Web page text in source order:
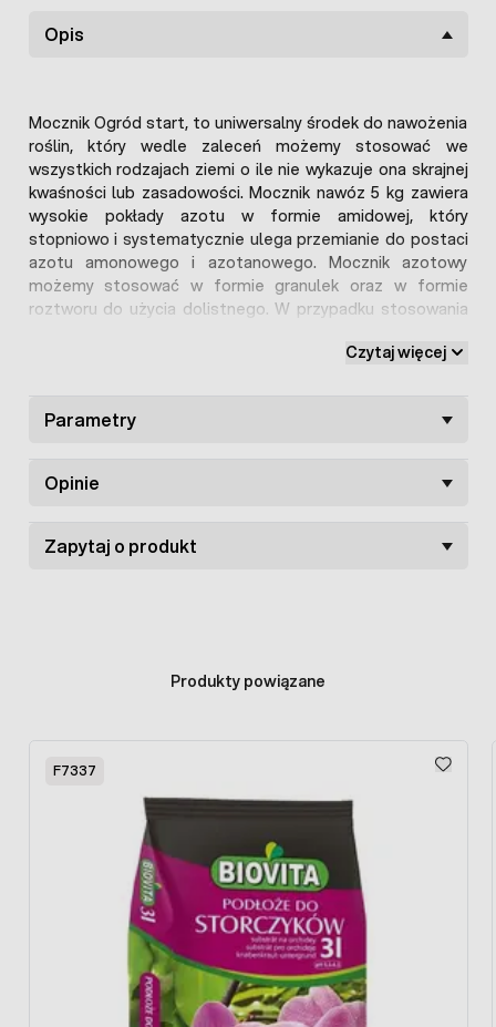
Opis
Mocznik Ogród start, to uniwersalny środek do nawożenia
roślin, który wedle zaleceń możemy stosować we
wszystkich rodzajach ziemi o ile nie wykazuje ona skrajnej
kwaśności lub zasadowości. Mocznik nawóz 5 kg zawiera
wysokie pokłady azotu w formie amidowej, który
stopniowo i systematycznie ulega przemianie do postaci
azotu amonowego i azotanowego. Mocznik azotowy
możemy stosować w formie granulek oraz w formie
roztworu do użycia dolistnego. W przypadku stosowania
zależności od stadium rozwoju rośliny oraz jej
stosowania w formie wysiewu. Nawóz mocznik Ogród start
zarówno do roślin domowych oraz balkonowych jak i do
nawożenia krzewów i drzew w naszym ogrodzie. Nawóz
1,0-1,5/m2
4,0-5,5/m2
1,0-2,0/m2
1,2-2,5/m2
Czytaj więcej
Parametry
Opinie
Zapytaj o produkt
Produkty powiązane
F7337